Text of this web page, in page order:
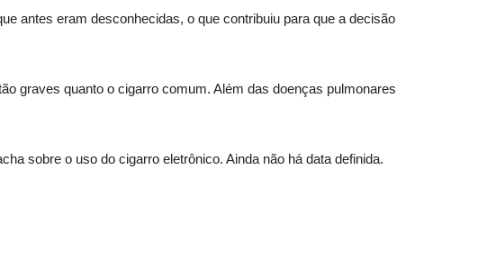
antes eram desconhecidas, o que contribuiu para que a decisão
graves quanto o cigarro comum. Além das doenças pulmonares
sobre o uso do cigarro eletrônico. Ainda não há data definida.